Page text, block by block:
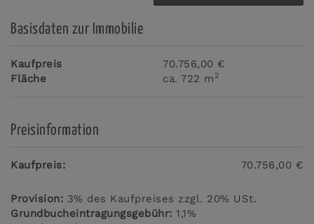
Basisdaten zur Immobilie
Kaufpreis
70.756,00 €
Fläche
ca. 722 m 2
Preisinformation
Kaufpreis: 70.756,00 €
Provision: 3% des Kaufpreises zzgl. 20% USt.
Grundbucheintragungsgebühr: 1,1%